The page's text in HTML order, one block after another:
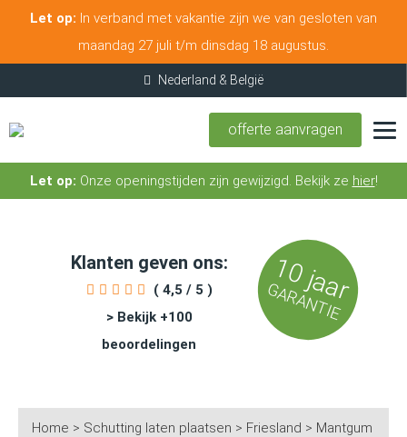
Let op: In verband met vakantie zijn we van gesloten van
maandag 27 juli t/m dinsdag 18 augustus.
offerte aanvragen
Let op: Onze openingstijden zijn gewijzigd. Bekijk ze hier!
Klanten geven ons:
( 4,5 / 5 )
> Bekijk +100
beoordelingen
10 jaar
GARANTIE
Home > Schutting laten plaatsen > Friesland > Mantgum